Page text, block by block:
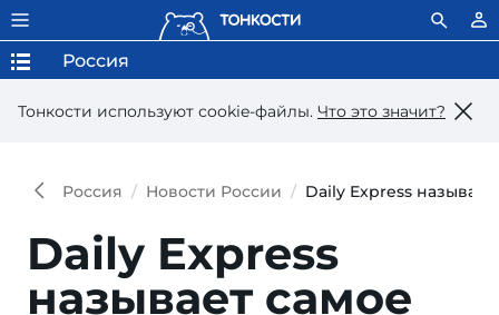
Тонкости используют сookie-файлы. Что это значит?
Россия
Россия Новости России Daily Express
Daily Express
называет самое